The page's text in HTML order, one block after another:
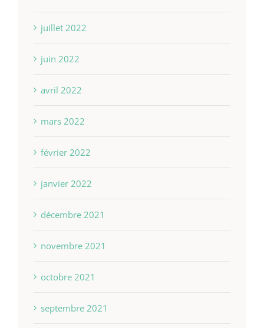
juillet 2022
juin 2022
avril 2022
mars 2022
février 2022
janvier 2022
décembre 2021
novembre 2021
octobre 2021
septembre 2021